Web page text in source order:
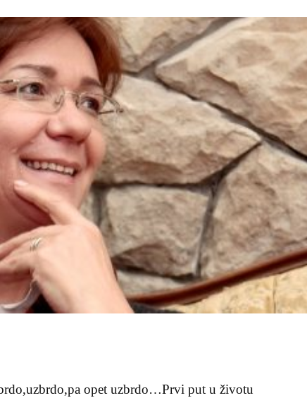
opet uzbrdo…Prvi put u životu